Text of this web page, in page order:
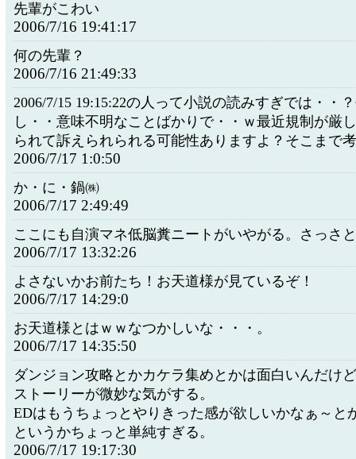
先輩がこわい
2006/7/16 19:41:17
何の先輩？
2006/7/16 21:49:33
2006/7/15 19:15:22の人って小説の読みすぎでは・・
し・・意味不明なことばかりで・・ｗ最近規制が厳
られて訴えられられる可能性ありますよ？そこまで
2006/7/17 1:0:50
か・に・鍋㈱
2006/7/17 2:49:49
ここにも自演マネ低脳糞ニートがいやがる。さっさ
2006/7/17 13:32:26
よさないかお前たち！お天道様が見ているぞ！
2006/7/17 14:29:0
お天道様とはｗｗなつかしいな・・・。
2006/7/17 14:35:50
ダンジョン攻略とかカケラ集めとかは面白いんだけど
ストーリーが微妙な気がする。
EDはもうちょっとやりきった感が欲しいかなぁ～と
というかちょっと単純すぎる。
2006/7/17 19:17:30